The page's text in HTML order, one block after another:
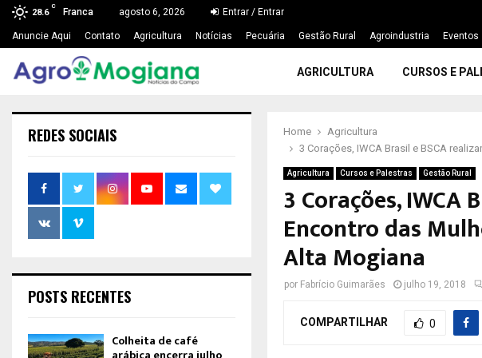
28.6
C
Franca agosto 6, 2026 Entrar / Entrar
Anuncie Aqui Contato Agricultura Notícias Pecuária Gestão Rural Agroindustria Eventos
AGRICULTURA CURSOS E
Home
Agricultura
3 Corações, IWCA Brasil e BSCA
Agricultura Cursos e Palestras Gestão Rural
3 Corações, IWCA
Encontro das
Alta Mogiana
por Fabrício Guimarães julho 19, 2018
COMPARTILHAR 0
REDES SOCIAIS
POSTS RECENTES
Colheita de café